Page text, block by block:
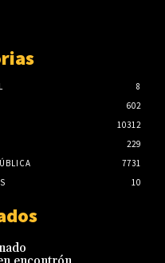
8
602
10312
229
7731
10